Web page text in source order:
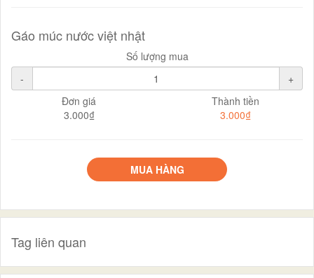
Gáo múc nước việt nhật
Số lượng mua
-
+
Đơn giá
3.000₫
Thành tiền
3.000₫
MUA HÀNG
Tag liên quan